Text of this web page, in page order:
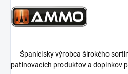
Španielsky výrobca širokého
patinovacích produktov a doplnkov